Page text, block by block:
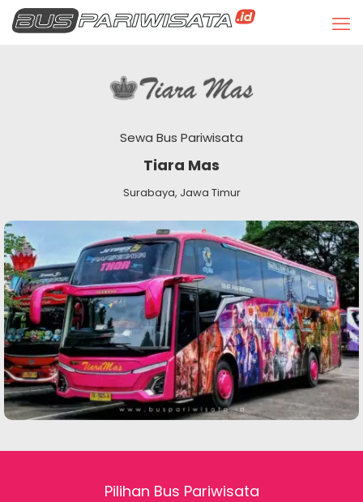
Sewa Bus Pariwisata
Tiara Mas
Surabaya, Jawa Timur
Pilihan Bus Pariwisata